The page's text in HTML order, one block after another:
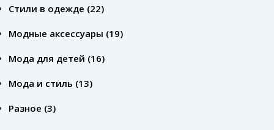
Стили в одежде (22)
Модные аксессуары (19)
Мода для детей (16)
Мода и стиль (13)
Разное (3)